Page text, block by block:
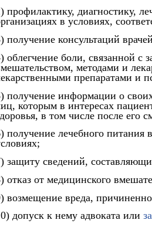
профилактику, диагностику,
в условиях,
получение консультаций
облегчение боли, связанной с
методами и
препаратами и
получение информации о
которым в интересах
в том числе после его
получение лечебного питания
защиту сведений,
отказ от медицинского
возмещение вреда,
допуск к нему адвоката или